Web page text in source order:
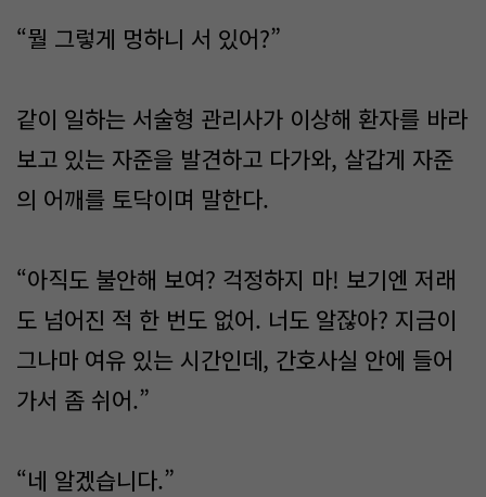
“뭘 그렇게 멍하니 서 있어?”
같이 일하는 서술형 관리사가 이상해 환자를 바라
보고 있는 자준을 발견하고 다가와, 살갑게 자준
의 어깨를 토닥이며 말한다.
“아직도 불안해 보여? 걱정하지 마! 보기엔 저래
도 넘어진 적 한 번도 없어. 너도 알잖아? 지금이
그나마 여유 있는 시간인데, 간호사실 안에 들어
가서 좀 쉬어.”
“네 알겠습니다.”